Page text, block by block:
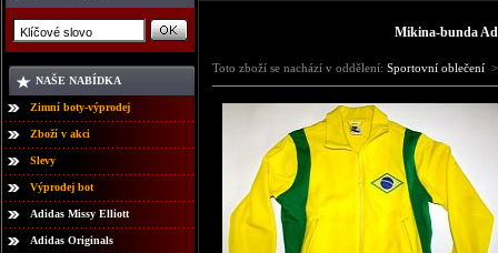
NAŠE NABÍDKA
Zimní boty-výprodej
Zboží v akci
Slevy
Výprodej bot
Adidas Missy Elliott
Adidas Originals
Mikina-bunda
Toto zboží se nachází v oddělení: Sportovní oblečení